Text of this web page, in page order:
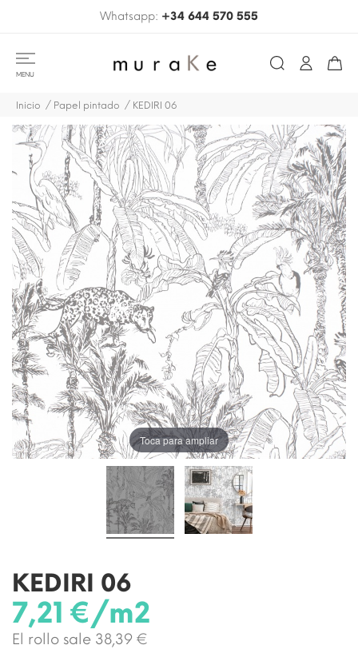
Whatsapp: +34 644 570 555
MENU
Inicio Papel pintado KEDIRI 06
Toca para ampliar
KEDIRI 06
7,21 €/m2
El rollo sale 38,39 €